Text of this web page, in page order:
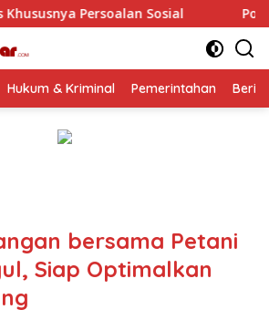
Polresta Malang Kota Gelar
Hukum & Kriminal Pemerintahan
bersama Petani
Siap Optimalkan